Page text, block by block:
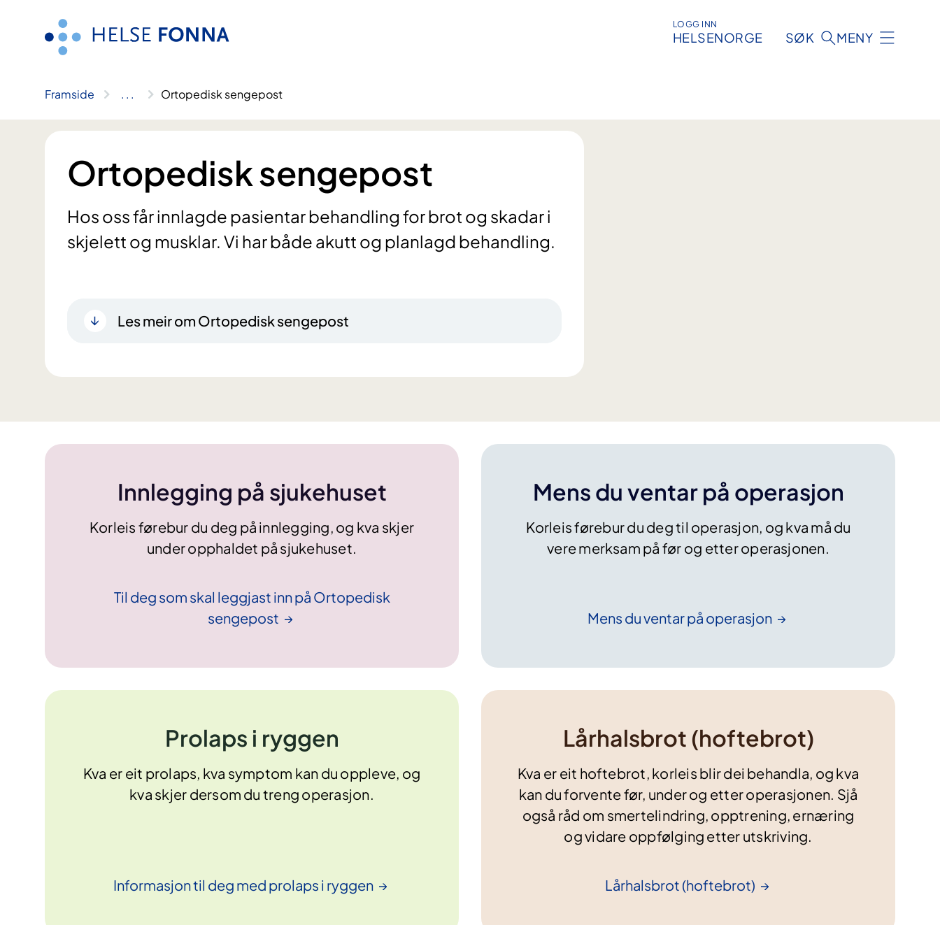
LOGG INN
HELSENORGE SØK MENY
Framside .. . Ortopedisk sengepost
Ortopedisk sengepost
Hos oss får innlagde pasientar behandling for brot og skadar i
skjelett og musklar. Vi har både akutt og planlagd behandling.
Les meir om Ortopedisk sengepost
Innlegging på sjukehuset
Korleis førebur du deg på innlegging, og kva skjer
under opphaldet på sjukehuset.
Til deg som skal leggjast inn på Ortopedisk
sengepost
Mens du ventar på operasjon
Korleis førebur du deg til operasjon, og kva må du
vere merksam på før og etter operasjonen.
Mens du ventar på operasjon
Prolaps i ryggen
Kva er eit prolaps, kva symptom kan du oppleve, og
kva skjer dersom du treng operasjon.
Informasjon til deg med prolaps i ryggen
Lårhalsbrot (hoftebrot)
Kva er eit hoftebrot, korleis blir dei behandla, og kva
kan du forvente før, under og etter operasjonen. Sjå
også råd om smertelindring, opptrening, ernæring
og vidare oppfølging etter utskriving.
Lårhalsbrot (hoftebrot)